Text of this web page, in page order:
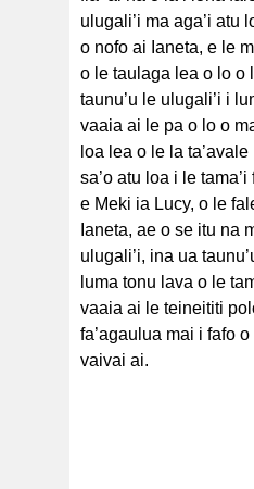
ulugali’i ma aga’i atu
o nofo ai Ianeta, e le
o le taulaga lea o lo o
taunu’u le ulugali’i i
vaaia ai le pa o lo o
loa lea o le la
sa’o atu loa i le
e Meki ia Lucy, o le
Ianeta, ae o se itu na
ulugali’i, ina ua
luma tonu lava o le
vaaia ai le teineititi
fa’agaulua mai i fafo
vaivai ai.